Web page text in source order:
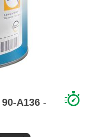
90-A136 -